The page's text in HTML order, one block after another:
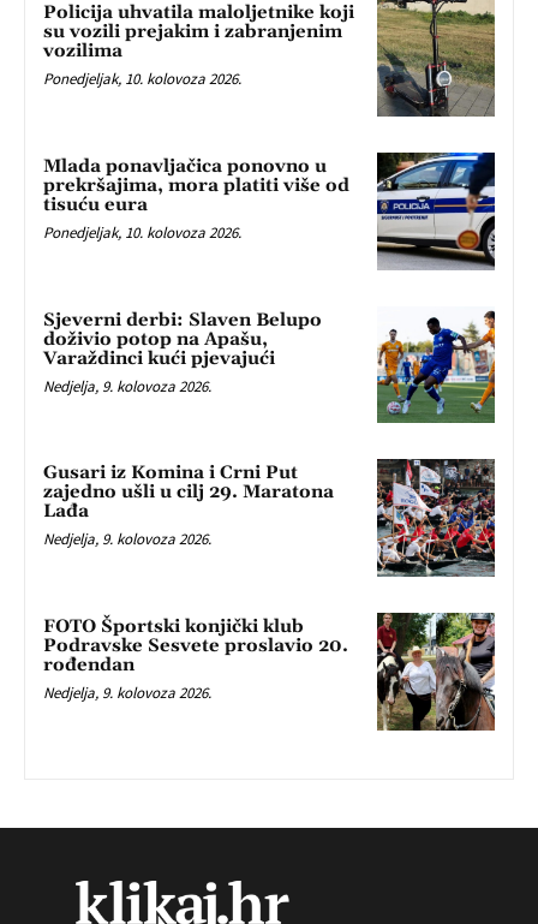
Policija uhvatila maloljetnike koji
su vozili prejakim i zabranjenim
vozilima
Ponedjeljak, 10. kolovoza 2026.
Mlada ponavljačica ponovno u
prekršajima, mora platiti više od
tisuću eura
Ponedjeljak, 10. kolovoza 2026.
Sjeverni derbi: Slaven Belupo
doživio potop na Apašu,
Varaždinci kući pjevajući
Nedjelja, 9. kolovoza 2026.
Gusari iz Komina i Crni Put
zajedno ušli u cilj 29. Maratona
Lađa
Nedjelja, 9. kolovoza 2026.
FOTO Športski konjički klub
Podravske Sesvete proslavio 20.
rođendan
Nedjelja, 9. kolovoza 2026.